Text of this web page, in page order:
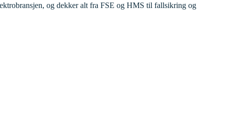
og dekker alt fra FSE og HMS til fallsikring og